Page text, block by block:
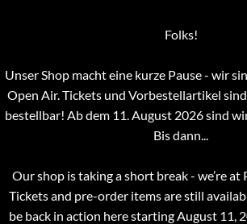
Folks!
Unser Shop macht eine kurze Pause - wir
Open Air. Tickets und Vorbestellartikel
bestellbar! Ab dem 11. August 2026 sind
Bis dann...
Our shop is taking a short break - we’re at
Tickets and pre-order items are still
be back in action here starting August 11,